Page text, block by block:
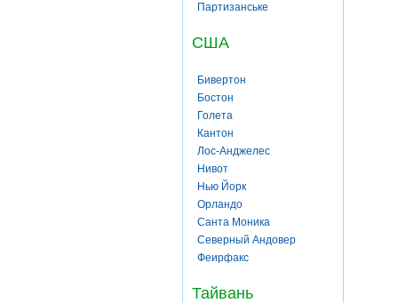
Партизанське
США
Бивертон
Бостон
Голета
Кантон
Лос-Анджелес
Нивот
Нью Йорк
Орландо
Санта Моника
Северный Андовер
Феирфакс
Тайвань